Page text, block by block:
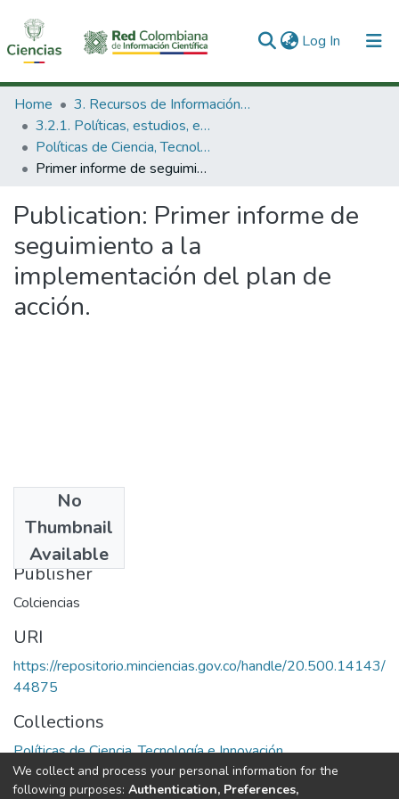
Log In (current)
Communities & Collections
All of DSpace
Statistics
Home
3. Recursos de Información Científica y Tecnológica
3.2.1. Políticas, estudios, evaluaciones e indicadores de CTeI
Políticas de Ciencia, Tecnología e Innovación
Primer informe de seguimiento a la implementación del plan de acción.
Publication: Primer informe de
seguimiento a la
implementación del plan de
acción.
No
Thumbnail
Available
1996
Publisher
Colciencias
URI
https://repositorio.minciencias.gov.co/handle/20.500.14143/
44875
Collections
Políticas de Ciencia, Tecnología e Innovación
Full item page
We collect and process your personal information for the
following purposes: Authentication, Preferences,